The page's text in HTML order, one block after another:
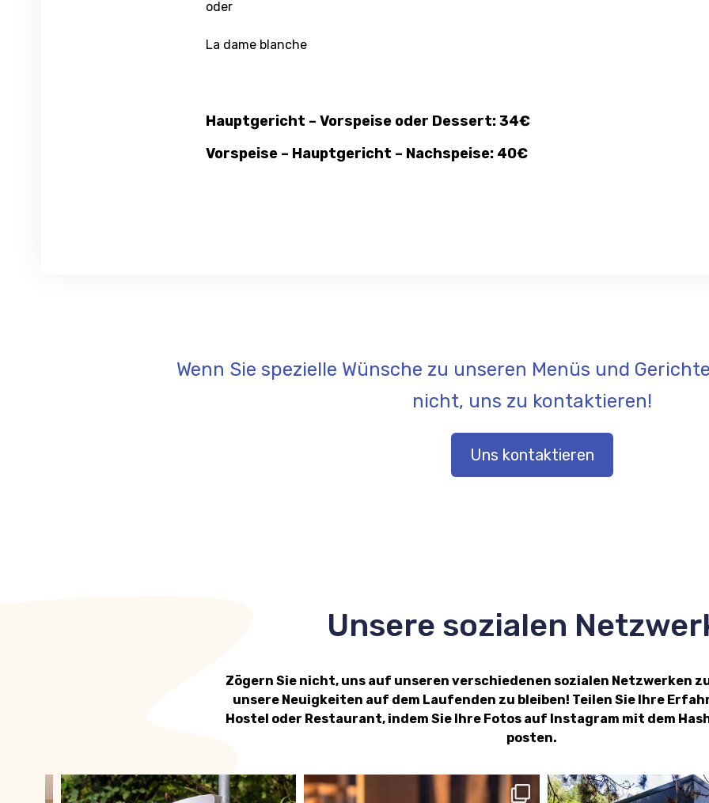
oder
La dame blanche
Hauptgericht – Vorspeise oder Dessert: 34€
Vorspeise – Hauptgericht – Nachspeise: 40€
Wenn Sie spezielle Wünsche zu unseren Menüs und
nicht, uns zu kontaktieren!
Uns kontaktieren
Unsere sozialen
Zögern Sie nicht, uns auf unseren verschiedenen sozialen Netzwerken
unsere Neuigkeiten auf dem Laufenden zu bleiben! Teilen Sie Ihre
Hostel oder Restaurant, indem Sie Ihre Fotos auf Instagram mit dem
posten.